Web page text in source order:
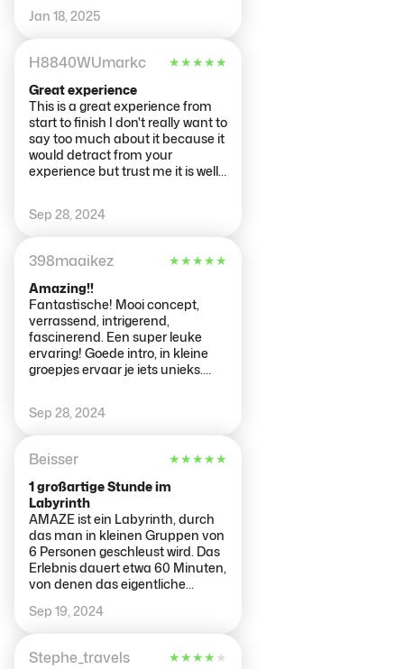
friendly and let us go in even
though we were early
Jan 18, 2025
H8840WUmarkc ★★★★★
Great experience
This is a great experience from
start to finish I don't really want to
say too much about it because it
would detract from your
experience but trust me it is well
points, would be very trippy if you
were high when you went.
Sep 28, 2024
398maaikez ★★★★★
Amazing!!
Fantastische! Mooi concept,
verrassend, intrigerend,
fascinerend. Een super leuke
ervaring! Goede intro, in kleine
groepjes ervaar je iets unieks.
Sep 28, 2024
Beisser ★★★★★
1 großartige Stunde im
Labyrinth
AMAZE ist ein Labyrinth, durch
das man in kleinen Gruppen von
6 Personen geschleust wird. Das
Erlebnis dauert etwa 60 Minuten,
von denen das eigentliche
Anspruch nimmt. Bei harter
Musik geht es durch
verschiedene Erlebnisräume. Der
Höhepunkt ist ein Raum mit
Sep 19, 2024
Stephe_travels ★★★★ ★